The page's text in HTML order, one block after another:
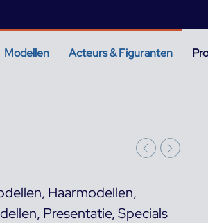
Modellen Acteurs & Figuranten
, Haarmodellen,
, Presentatie,Specials